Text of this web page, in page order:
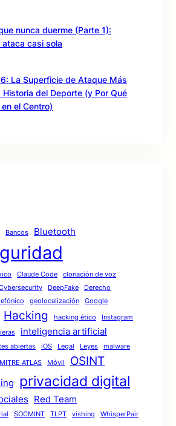
nunca duerme (Parte 1):
casi sola
La Superficie de Ataque Más
Historia del Deporte (y Por Qué
el Centro)
Bancos Bluetooth
Claude Code
clonación de voz
DeepFake
Derecho
geolocalización Google
Hacking hacking ético
Instagram
inteligencia artificial
abiertas iOS Legal Leyes malware
MITRE ATLAS Móvil OSINT
privacidad digital
Red Team
SOCMINT TLPT vishing WhisperPair